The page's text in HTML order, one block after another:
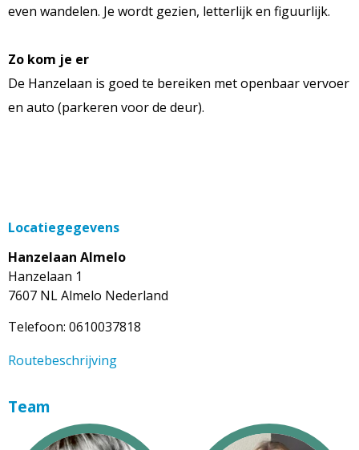
even wandelen. Je wordt gezien, letterlijk en figuurlijk.
Zo kom je er
De Hanzelaan is goed te bereiken met openbaar vervoer
en auto (parkeren voor de deur).
Locatiegegevens
Hanzelaan Almelo
Hanzelaan 1
7607 NLAlmelo Nederland
Telefoon: 0610037818
Routebeschrijving
Team